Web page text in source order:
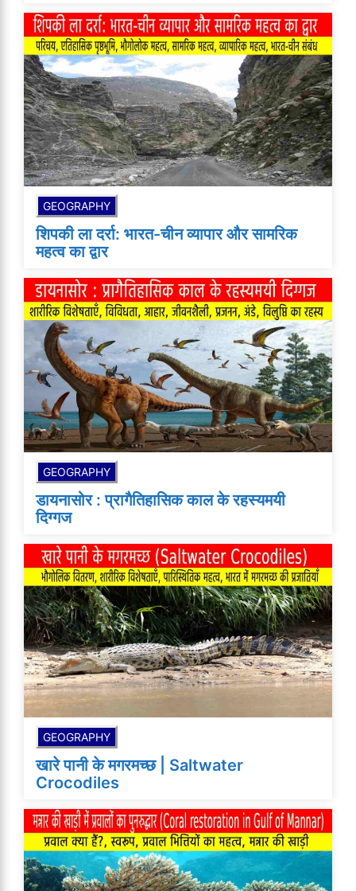
GEOGRAPHY
शिपकी ला दर्रा: भारत-चीन व्यापार और सामरिक
महत्व का द्वार
GEOGRAPHY
डायनासोर : प्रागैतिहासिक काल के रहस्यमयी
दिग्गज
GEOGRAPHY
खारे पानी के मगरमच्छ | Saltwater
Crocodiles